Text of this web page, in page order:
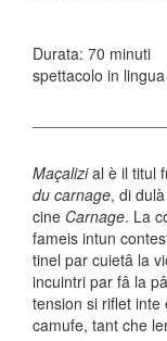
Durata: 70 minuti
spettacolo in
Maçalizial è il titul
du carnage, di
cine Carnage. La
fameis intun
tinel par cuietâ la
incuintri par fâ la
tension si riflet inte
camufe, tant che